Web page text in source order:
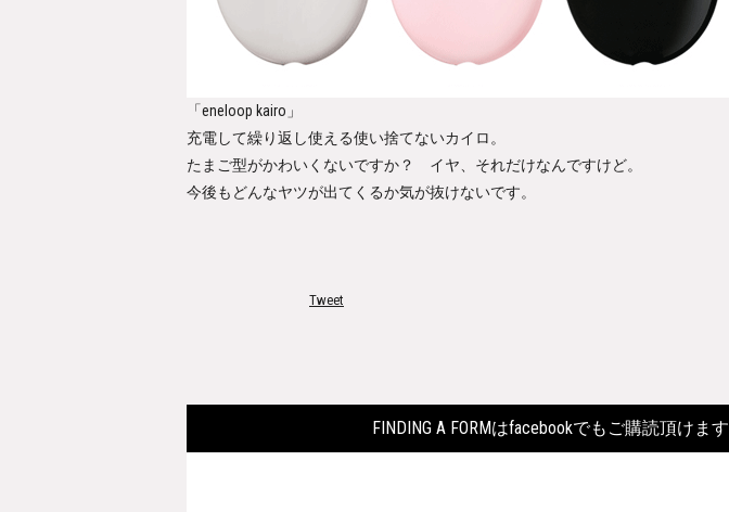
「eneloop kairo」
充電して繰り返し使える使い捨てないカイロ。
たまご型がかわいくないですか？ イヤ、それだけなんですけど。
今後もどんなヤツが出てくるか気が抜けないです。
Tweet
FINDING A FORMはfacebookでもご購読頂けます